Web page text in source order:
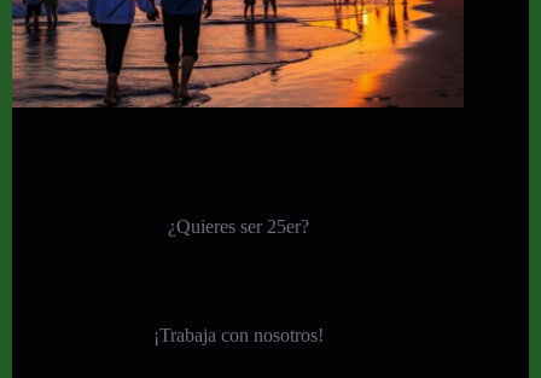
¿Quieres ser 25er?
¡Trabaja con nosotros!